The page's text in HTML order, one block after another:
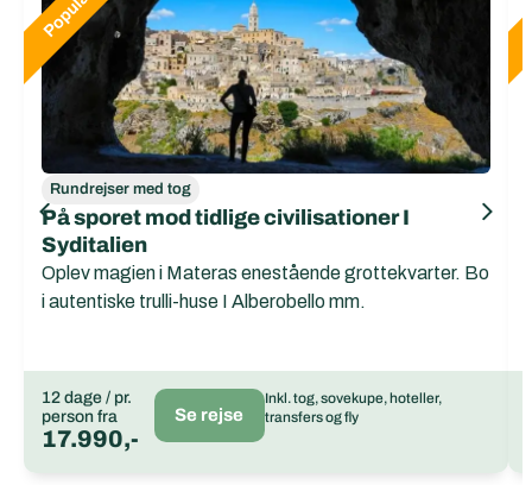
Rundrejser med tog
På sporet mod tidlige civilisationer I
Syditalien
Oplev magien i Materas enestående grottekvarter. Bo
i autentiske trulli-huse I Alberobello mm.
12 dage / pr.
person fra
17.990,-
Se rejse
Inkl. tog, sovekupe, hoteller,
transfers og fly